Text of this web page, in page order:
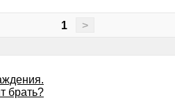
1 >
брать?